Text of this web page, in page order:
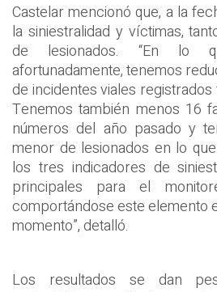
Castelar mencionó que, a la
la siniestralidad y víctimas,
de lesionados. “En lo
afortunadamente, tenemos
de incidentes viales
Tenemos también menos 16
números del año pasado y
menor de lesionados en lo
los tres indicadores de
principales para el
comportándose este elemento
momento”, detalló.
Los resultados se dan